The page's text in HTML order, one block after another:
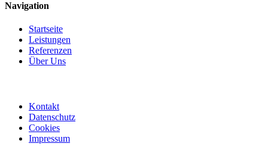
Navigation
Startseite
Leistungen
Referenzen
Über Uns
Kontakt
Datenschutz
Cookies
Impressum